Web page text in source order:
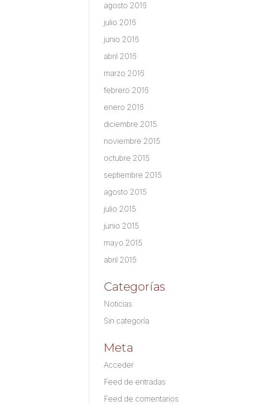
agosto 2016
julio 2016
junio 2016
abril 2016
marzo 2016
febrero 2016
enero 2016
diciembre 2015
noviembre 2015
octubre 2015
septiembre 2015
agosto 2015
julio 2015
junio 2015
mayo 2015
abril 2015
Categorías
Noticias
Sin categoría
Meta
Acceder
Feed de entradas
Feed de comentarios